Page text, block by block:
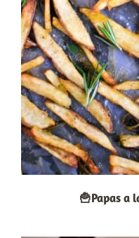
🍟Papas a